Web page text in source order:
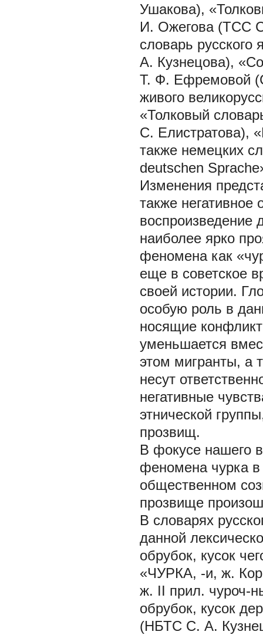
Ушакова),
И. Ожегова (ТСС
словарь
А. Кузнецова),
Т. Ф. Ефремовой
живого
«Толковый
С. Елистратова),
также немецких
deutschen
Изменения
также негативное
воспроизведение
наиболее ярко
феномена как
еще в советское
своей истории.
особую роль в
носящие
уменьшается
этом мигранты, а
несут
негативные
этнической
прозвищ.
В фокусе нашего
феномена чурка
общественном
прозвище
В словарях
данной
обрубок, кусок
«ЧУРКА, -и, ж.
ж. II прил. чуроч-
обрубок, кусок
(НБТС С. А.